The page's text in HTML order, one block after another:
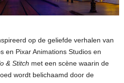
op de geliefde verhalen van
en Pixar Animations Studios en
& Stitch met een scène waarin de
wordt belichaamd door de